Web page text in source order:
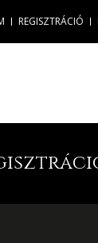
REGISZTRÁCIÓ